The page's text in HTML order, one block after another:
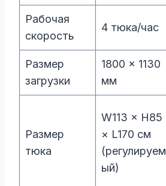
Рабочая
скорость
4 тюка/час
Размер
загрузки
1800 × 1130
мм
Размер
тюка
W113 × H85
× L170 см
(регулируем
ый)